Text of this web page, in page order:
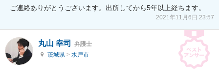
ご連絡ありがとうございます。出所してから5年以上経ちます。
2021年11月6日 23:57
丸山 幸司
弁護士
茨城県 > 水戸市